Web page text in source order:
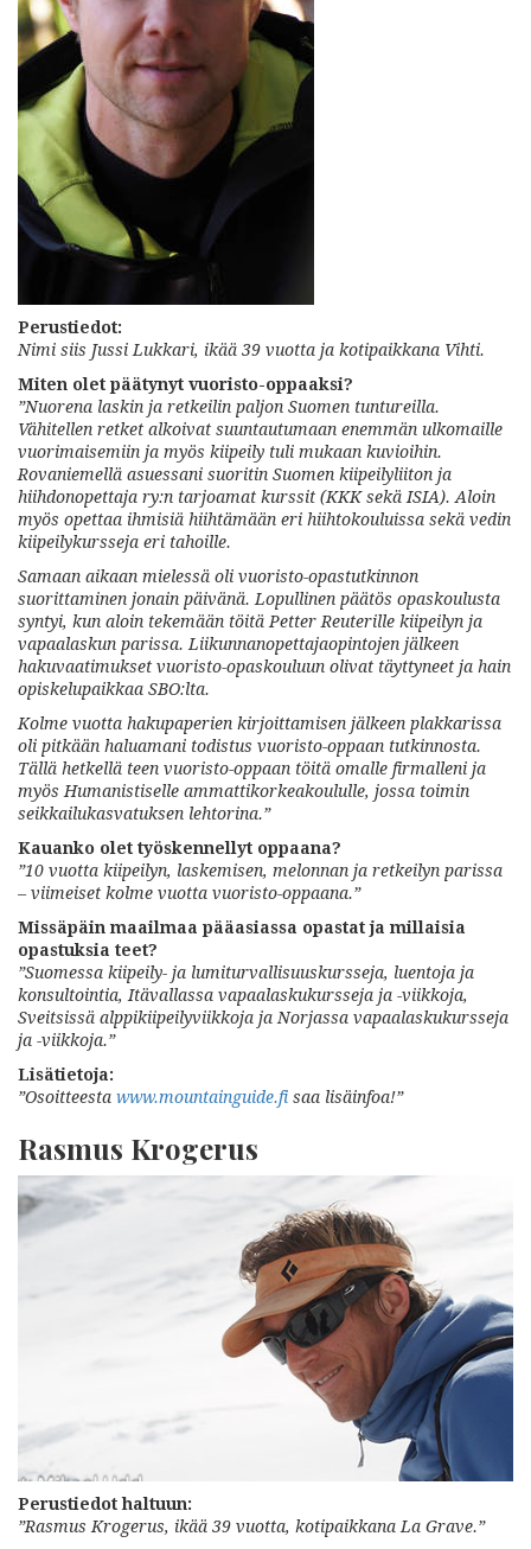
Perustiedot:
Nimi siis Jussi Lukkari, ikää 39 vuotta ja kotipaikkana Vihti.
Miten olet päätynyt vuoristo-oppaaksi?
”Nuorena laskin ja retkeilin paljon Suomen tuntureilla.
Vähitellen retket alkoivat suuntautumaan enemmän ulkomaille
vuorimaisemiin ja myös kiipeily tuli mukaan kuvioihin.
Rovaniemellä asuessani suoritin Suomen kiipeilyliiton ja
hiihdonopettaja ry:n tarjoamat kurssit (KKK sekä ISIA). Aloin
myös opettaa ihmisiä hiihtämään eri hiihtokouluissa sekä vedin
kiipeilykursseja eri tahoille.
Samaan aikaan mielessä oli vuoristo-opastutkinnon
suorittaminen jonain päivänä. Lopullinen päätös opaskoulusta
syntyi, kun aloin tekemään töitä Petter Reuterille kiipeilyn ja
vapaalaskun parissa. Liikunnanopettajaopintojen jälkeen
hakuvaatimukset vuoristo-opaskouluun olivat täyttyneet ja hain
opiskelupaikkaa SBO:lta.
Kolme vuotta hakupaperien kirjoittamisen jälkeen plakkarissa
oli pitkään haluamani todistus vuoristo-oppaan tutkinnosta.
Tällä hetkellä teen vuoristo-oppaan töitä omalle firmalleni ja
myös Humanistiselle ammattikorkeakoululle, jossa toimin
seikkailukasvatuksen lehtorina.”
Kauanko olet työskennellyt oppaana?
”10 vuotta kiipeilyn, laskemisen, melonnan ja retkeilyn parissa
– viimeiset kolme vuotta vuoristo-oppaana.”
Missäpäin maailmaa pääasiassa opastat ja millaisia
opastuksia teet?
”Suomessa kiipeily- ja lumiturvallisuuskursseja, luentoja ja
konsultointia, Itävallassa vapaalaskukursseja ja -viikkoja,
Sveitsissä alppikiipeilyviikkoja ja Norjassa vapaalaskukursseja
ja -viikkoja.”
Lisätietoja:
”Osoitteesta www.mountainguide.fi saa lisäinfoa!”
Rasmus Krogerus
Perustiedot haltuun:
”Rasmus Krogerus, ikää 39 vuotta, kotipaikkana La Grave.”